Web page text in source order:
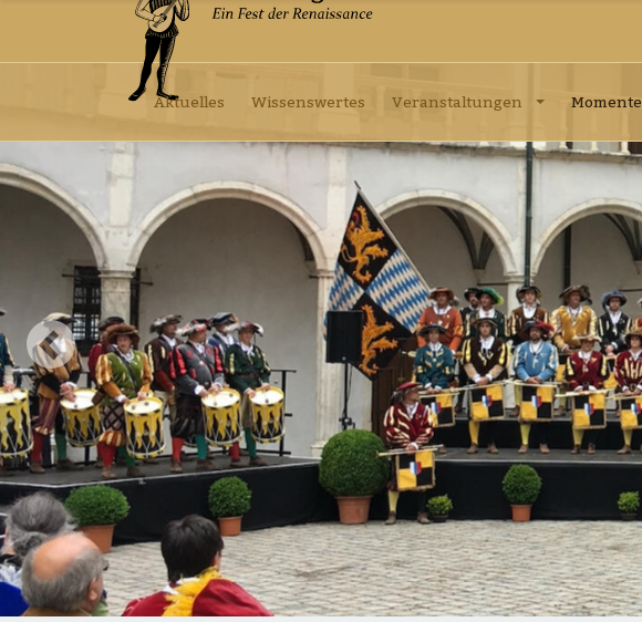
Aktuelles Wissenswertes Veranstaltungen Momente